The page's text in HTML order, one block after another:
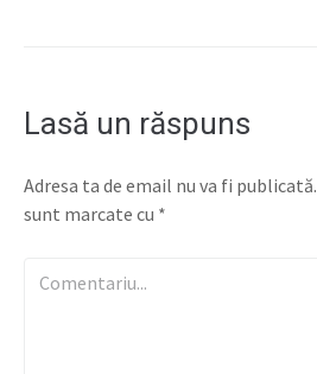
Lasă un răspuns
Adresa ta de email nu va fi publicată.
sunt marcate cu *